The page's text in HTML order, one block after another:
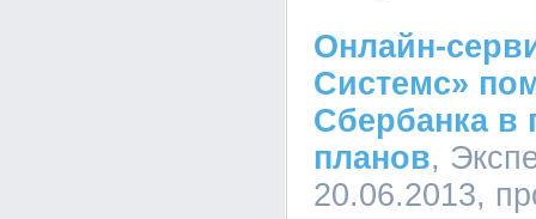
Онлайн-
Системс»
Сбербанка в
планов,
20.06.2013,